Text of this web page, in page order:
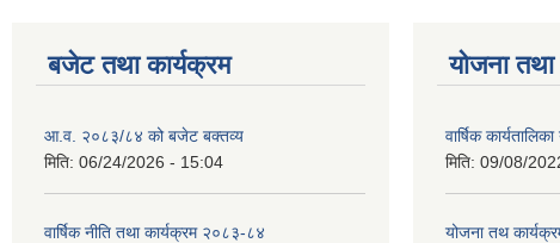
बजेट तथा कार्यक्रम
आ.व. २०८३/८४ को बजेट बक्तव्य
मिति: 06/24/2026 - 15:04
वार्षिक नीति तथा कार्यक्रम २०८३-८४
योजना तथा
वार्षिक
मिति: 09/08/
योजना तथ